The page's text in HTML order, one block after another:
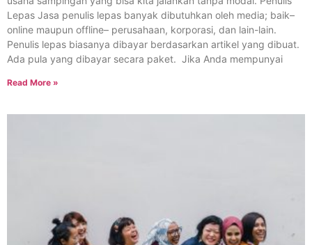
Lepas Jasa penulis lepas banyak dibutuhkan oleh media; baik–
online maupun offline– perusahaan, korporasi, dan lain-lain.
Penulis lepas biasanya dibayar berdasarkan artikel yang dibuat.
Ada pula yang dibayar secara paket. Jika Anda mempunyai
Read More »